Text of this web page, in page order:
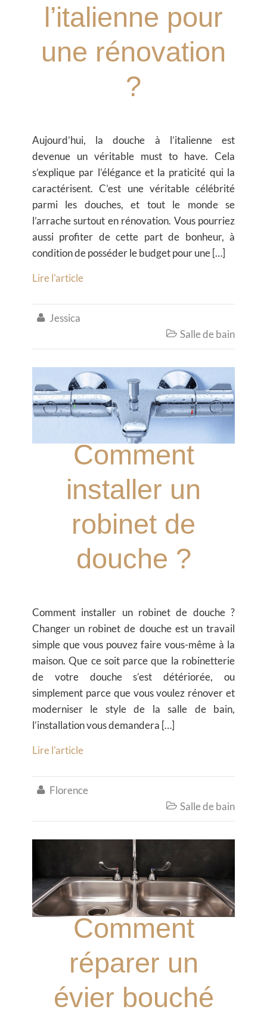
l’italienne pour
une rénovation
?
Aujourd’hui, la douche à l’italienne est
devenue un véritable must to have. Cela
s’explique par l’élégance et la praticité qui la
caractérisent. C’est une véritable célébrité
parmi les douches, et tout le monde se
l’arrache surtout en rénovation. Vous pourriez
aussi profiter de cette part de bonheur, à
condition de posséder le budget pour une […]
Lire l'article
 Jessica
 Salle de bain
Comment
installer un
robinet de
douche ?
Comment installer un robinet de douche ?
Changer un robinet de douche est un travail
simple que vous pouvez faire vous-même à la
maison. Que ce soit parce que la robinetterie
de votre douche s’est détériorée, ou
simplement parce que vous voulez rénover et
moderniser le style de la salle de bain,
l’installation vous demandera […]
Lire l'article
 Florence
 Salle de bain
Comment
réparer un
évier bouché